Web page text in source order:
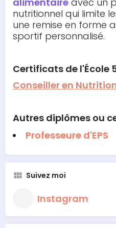
nutritionnel qui limite
une remise en forme
sportif personnalisé.
Certificats de l'École
Conseiller en
Autres diplômes ou
Professeure d'EPS
Suivez moi
Instagram